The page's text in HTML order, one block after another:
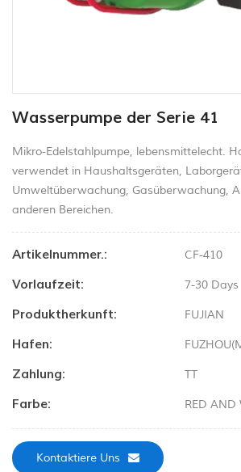
Wasserpumpe der Serie 41
Mikro-Edelstahlpumpe, lebensmittelecht.
verwendet in Haushaltsgeräten,
Umweltüberwachung, Gasüberwachung,
anderen Bereichen.
Artikelnummer.: CF-410
Vorlaufzeit: 7-30 Days
Produktherkunft: FUJIAN
Hafen:
Zahlung: TT
Farbe: RED AND
Kontaktiere Uns